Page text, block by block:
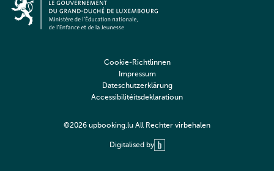
©2026 upbooking.lu All Rechter virbehalen
Cookie-Richtlinnen
Impressum
Dateschutzerklärung
Accessibilitéitsdeklaratioun
Digitalised by